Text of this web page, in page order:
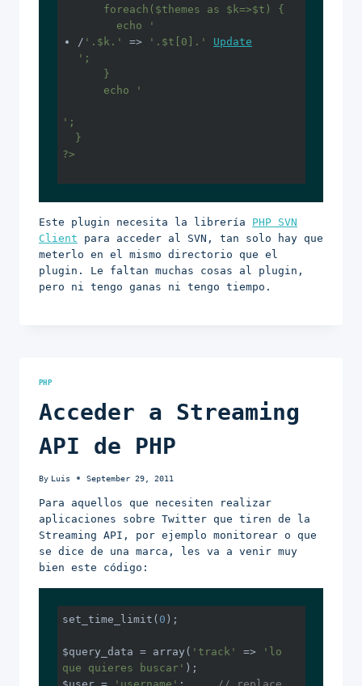
      echo '
/ '.$k.' => '.$t[0].'
Update
';
    echo '
';
?>
Este plugin necesita la librería PHP SVN
Client para acceder al SVN, tan solo hay que
meterlo en el mismo directorio que el
plugin. Le faltan muchas cosas al plugin,
pero ni tengo ganas ni tengo tiempo.
PHP
Acceder a Streaming
API de PHP
By Luis September 29, 2011
Para aquellos que necesiten realizar
aplicaciones sobre Twitter que tiren de la
Streaming API, por ejemplo monitorear o que
se dice de una marca, les va a venir muy
bien este código:
set_time_limit( 0 );
$query_data = array( 'track' =>
'lo
que quieres buscar' );